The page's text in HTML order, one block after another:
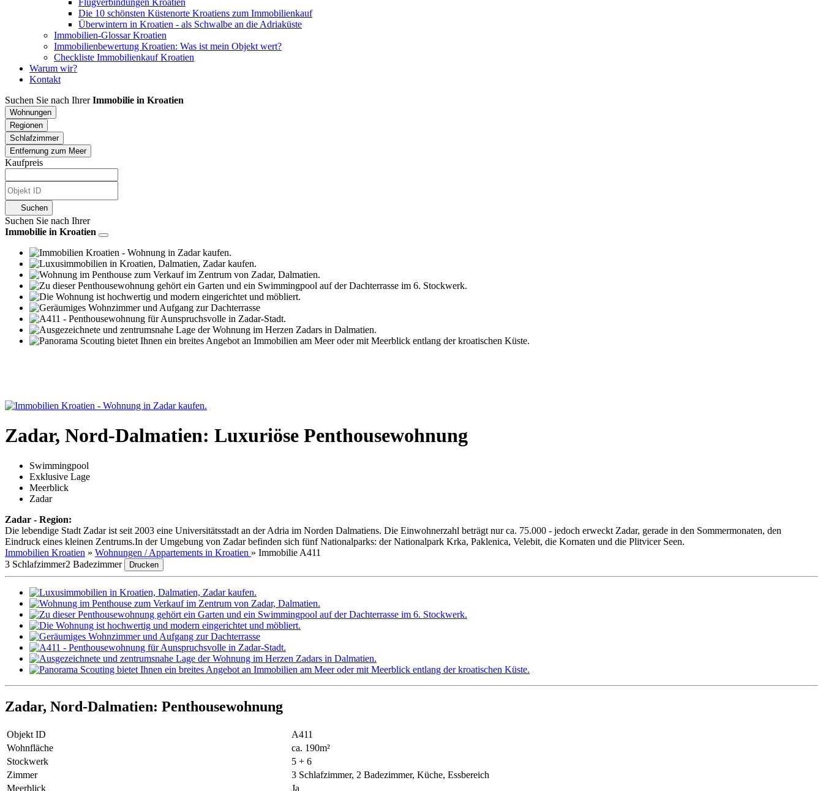
Flugverbindungen Kroatien
Die 10 schönsten Küstenorte Kroatiens zum Immobilienkauf
Überwintern in Kroatien - als Schwalbe an die Adriaküste
Immobilien-Glossar Kroatien
Immobilienbewertung Kroatien: Was ist mein Objekt wert?
Checkliste Immobilienkauf Kroatien
Warum wir?
Kontakt
Suchen Sie nach IhrerImmobilie in Kroatien
Wohnungen
Regionen
Schlafzimmer
Entfernung zum Meer
Kaufpreis
Suchen
Suchen Sie nach Ihrer
Immobilie in Kroatien
Zadar, Nord-Dalmatien: Luxuriöse Penthousewohnung
Swimmingpool
Exklusive Lage
Meerblick
Zadar
Zadar - Region:
Die lebendige Stadt Zadar ist seit 2003 eine Universitätsstadt an der Adria im Norden Dalmatiens. Die Einwohnerzahl beträgt nur ca. 75.000 - jedoch erweckt Zadar, gerade in den Sommermonaten, den
Eindruck eines kleinen Zentrums.In der Umgebung von Zadar befinden sich fünf Nationalparks: der Nationalpark Krka, Paklenica, Velebit, die Kornaten und die Plitvicer Seen.
Immobilien Kroatien » Wohnungen / Appartements in Kroatien » Immobilie A411
3 Schlafzimmer2 Badezimmer Drucken
Zadar, Nord-Dalmatien: Penthousewohnung
Objekt ID
A411
Wohnfläche
ca. 190m²
Stockwerk
5 + 6
Zimmer
3 Schlafzimmer, 2 Badezimmer, Küche, Essbereich
Meerblick
Ja